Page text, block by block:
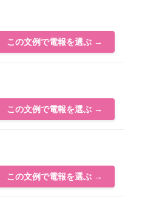
この文例で電報を選ぶ →
この文例で電報を選ぶ →
この文例で電報を選ぶ →